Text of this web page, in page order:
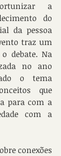
a
do
da pessoa
traz um
debate. Na
no ano
o tema
que
para com a
com a
conexões